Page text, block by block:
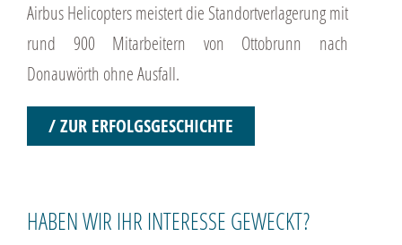
Airbus Helicopters meistert die Standortverlagerung mit
rund 900 Mitarbeitern von Ottobrunn nach
Donauwörth ohne Ausfall.
/ ZUR ERFOLGSGESCHICHTE
HABEN WIR IHR INTERESSE GEWECKT?